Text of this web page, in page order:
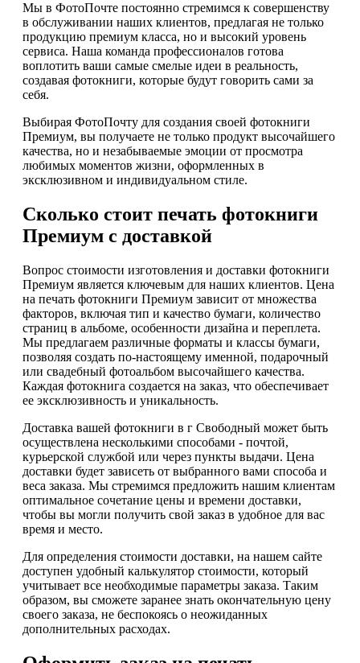
Мы в ФотоПочте постоянно стремимся к совершенству
в обслуживании наших клиентов, предлагая не только
продукцию премиум класса, но и высокий уровень
сервиса. Наша команда профессионалов готова
воплотить ваши самые смелые идеи в реальность,
создавая фотокниги, которые будут говорить сами за
себя.
Выбирая ФотоПочту для создания своей фотокниги
Премиум, вы получаете не только продукт высочайшего
качества, но и незабываемые эмоции от просмотра
любимых моментов жизни, оформленных в
эксклюзивном и индивидуальном стиле.
Сколько стоит печать фотокниги
Премиум с доставкой
Вопрос стоимости изготовления и доставки фотокниги
Премиум является ключевым для наших клиентов. Цена
на печать фотокниги Премиум зависит от множества
факторов, включая тип и качество бумаги, количество
страниц в альбоме, особенности дизайна и переплета.
Мы предлагаем различные форматы и классы бумаги,
позволяя создать по-настоящему именной, подарочный
или свадебный фотоальбом высочайшего качества.
Каждая фотокнига создается на заказ, что обеспечивает
ее эксклюзивность и уникальность.
Доставка вашей фотокниги в г Свободный может быть
осуществлена несколькими способами - почтой,
курьерской службой или через пункты выдачи. Цена
доставки будет зависеть от выбранного вами способа и
веса заказа. Мы стремимся предложить нашим клиентам
оптимальное сочетание цены и времени доставки,
чтобы вы могли получить свой заказ в удобное для вас
время и место.
Для определения стоимости доставки, на нашем сайте
доступен удобный калькулятор стоимости, который
учитывает все необходимые параметры заказа. Таким
образом, вы сможете заранее знать окончательную цену
своего заказа, не беспокоясь о неожиданных
дополнительных расходах.